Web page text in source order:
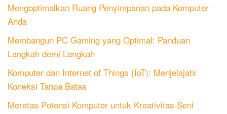
Mengoptimalkan Ruang Penyimpanan pada Komputer
Anda
Membangun PC Gaming yang Optimal: Panduan
Langkah demi Langkah
Komputer dan Internet of Things (IoT): Menjelajahi
Koneksi Tanpa Batas
Meretas Potensi Komputer untuk Kreativitas Seni